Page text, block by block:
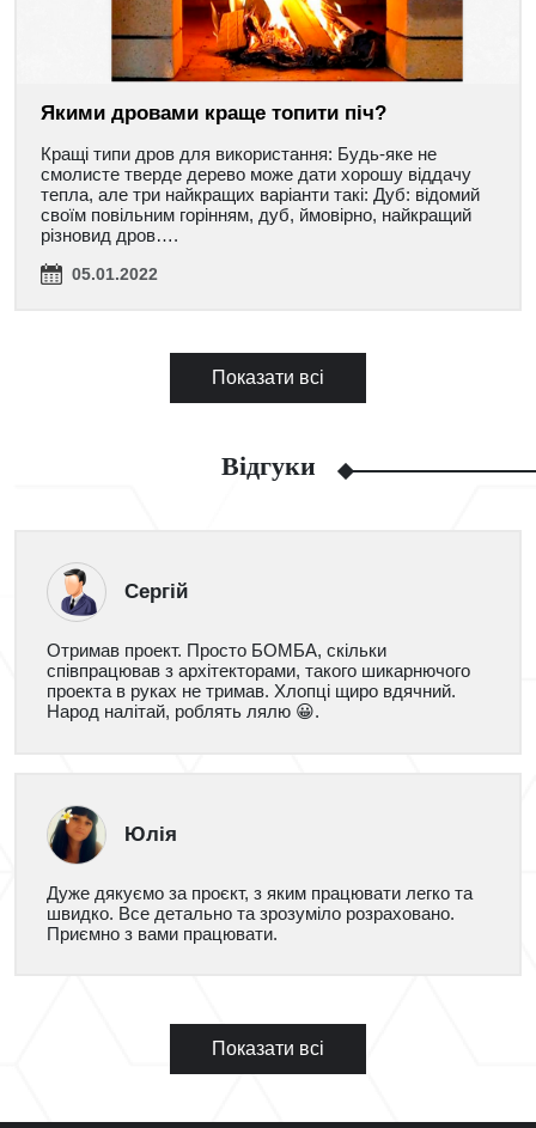
Якими дровами краще топити піч?
Кращі типи дров для використання: Будь-яке не
смолисте тверде дерево може дати хорошу віддачу
тепла, але три найкращих варіанти такі: Дуб: відомий
своїм повільним горінням, дуб, ймовірно, найкращий
різновид дров….
05.01.2022
Показати всі
Відгуки
Сергій
Отримав проект. Просто БОМБА, скільки
співпрацював з архітекторами, такого шикарнючого
проекта в руках не тримав. Хлопці щиро вдячний.
Народ налітай, роблять лялю 😀.
Юлія
Дуже дякуємо за проєкт, з яким працювати легко та
швидко. Все детально та зрозуміло розраховано.
Приємно з вами працювати.
Показати всі